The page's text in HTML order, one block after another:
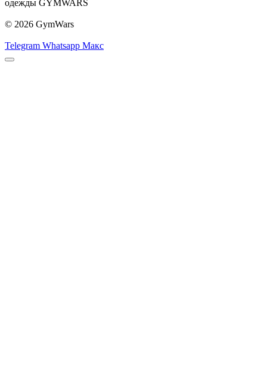
одежды GYMWARS
© 2026 GymWars
Telegram Whatsapp Макс